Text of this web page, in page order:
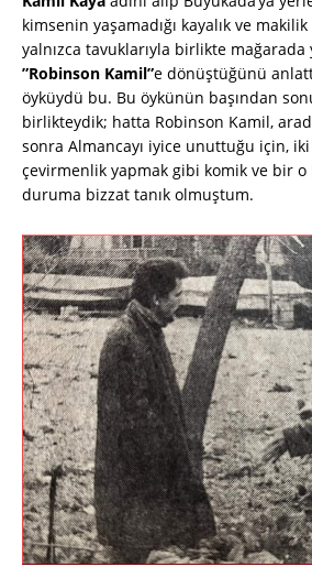
kimsenin yaşamadığı kayalık ve
yalnızca tavuklarıyla birlikte mağarada
”Robinson Kamil”e dönüştüğünü
öyküydü bu. Bu öykünün başından
birlikteydik; hatta Robinson Kamil,
sonra Almancayı iyice unuttuğu için,
çevirmenlik yapmak gibi komik ve bir
duruma bizzat tanık olmuştum.